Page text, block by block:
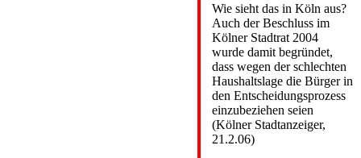
Wie sieht das in Köln aus?
Auch der Beschluss im
Kölner Stadtrat 2004
wurde damit begründet,
dass wegen der schlechten
Haushaltslage die Bürger in
den Entscheidungsprozess
einzubeziehen seien
(Kölner Stadtanzeiger,
21.2.06)